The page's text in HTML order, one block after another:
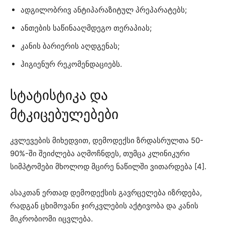
ადგილობრივ ანტიპარაზიტულ პრეპარატებს;
ანთების საწინააღმდეგო თერაპიას;
კანის ბარიერის აღდგენას;
ჰიგიენურ რეკომენდაციებს.
სტატისტიკა და
მტკიცებულებები
კვლევების მიხედვით, დემოდექსი ზრდასრულთა 50-
90%-ში შეიძლება აღმოჩნდეს, თუმცა კლინიკური
სიმპტომები მხოლოდ მცირე ნაწილში ვითარდება [4].
ასაკთან ერთად დემოდექსის გავრცელება იზრდება,
რადგან ცხიმოვანი ჯირკვლების აქტივობა და კანის
მიკრობიომი იცვლება.